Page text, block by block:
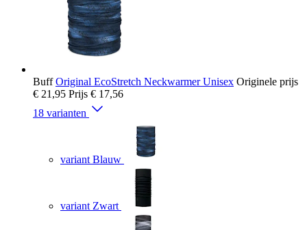
Buff Original EcoStretch Neckwarmer Unisex Originele prijs
€ 21,95 Prijs € 17,56
18 varianten
variant Blauw
variant Zwart